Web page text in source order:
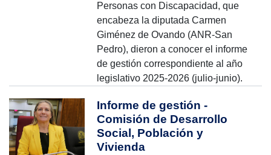
Personas con Discapacidad, que
encabeza la diputada Carmen
Giménez de Ovando (ANR-San
Pedro), dieron a conocer el informe
de gestión correspondiente al año
legislativo 2025-2026 (julio-junio).
Informe de gestión -
Comisión de Desarrollo
Social, Población y
Vivienda